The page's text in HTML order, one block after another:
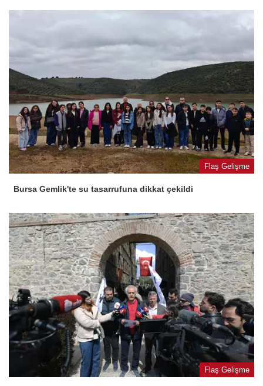
Flaş Gelişme
Bursa Gemlik'te su tasarrufuna dikkat çekildi
Flaş Gelişme